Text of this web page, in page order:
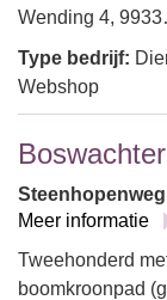
Wending 4,
Type bedrijf:
Webshop
Steenhopenweg
Meer informatie
Tweehonderd
boomkroonpad